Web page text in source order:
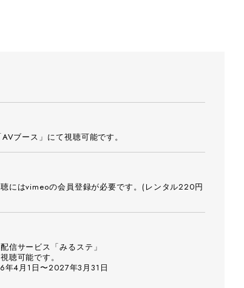
ブース」にて視聴可能です。
にはvimeoの会員登録が必要です。(レンタル220円
信サービス「みるステ」
聴可能です。
4月1日〜2027年3月31日